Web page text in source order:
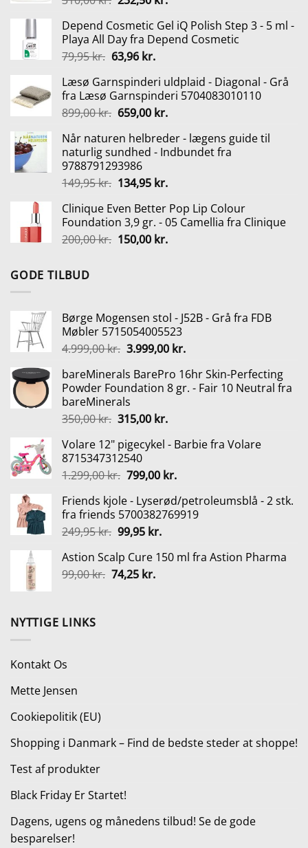
pris
var:
310,00 kr..
pris
er:
Depend Cosmetic Gel iQ Polish Step 3 - 5 ml -
Playa All Day fra Depend Cosmetic
79,95kr. Den
pris
var:
79,95 kr..
63,96 kr.Den
pris
er:
63,96 kr..
Læsø Garnspinderi uldplaid - Diagonal - Grå
fra Læsø Garnspinderi 5704083010110
899,00kr. Den
pris
var:
899,00 kr..
659,00 kr.Den
pris
er:
Når naturen helbreder - lægens guide til
naturlig sundhed - Indbundet fra
9788791293986
149,95kr. Den
pris
var:
149,95 kr..
134,95 kr.Den
pris
er:
134,95 kr..
Clinique Even Better Pop Lip Colour
Foundation 3,9 gr. - 05 Camellia fra Clinique
200,00kr. Den
150,00 kr.Den
GODE TILBUD
Børge Mogensen stol - J52B - Grå fra FDB
Møbler 5715054005523
4.999,00kr. Den
pris
var:
4.999,00 kr..
3.999,00 kr.Den
pris
er:
bareMinerals BarePro 16hr Skin-Perfecting
Powder Foundation 8 gr. - Fair 10 Neutral fra
bareMinerals
350,00kr. Den
pris
var:
350,00 kr..
315,00 kr.Den
pris
315,00 kr..
Volare 12" pigecykel - Barbie fra Volare
8715347312540
1.299,00kr. Den
pris
var:
1.299,00 kr..
799,00 kr.Den
pris
er:
Friends kjole - Lyserød/petroleumsblå - 2 stk.
fra friends 5700382769919
249,95kr. Den
pris
var:
99,95 kr.Den
pris
Astion Scalp Cure 150 ml fra Astion Pharma
99,00kr. Den
74,25 kr.Den
NYTTIGE LINKS
Kontakt Os
Mette Jensen
Cookiepolitik (EU)
Shopping i Danmark – Find de bedste steder at shoppe!
Test af produkter
Black Friday Er Startet!
Dagens, ugens og månedens tilbud! Se de gode
besparelser!